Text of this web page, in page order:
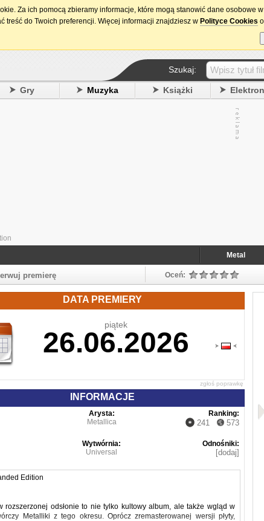
15. urodziny DataPremiery.pl
Szukaj:
Gry Muzyka Książki
Metal
premierę Oceń:
DATA PREMIERY
piątek
26.06.2026
zgłoś poprawkę
INFORMACJE
Arysta:
Metallica
Ranking:
241 573
Wytwórnia:
Universal
Odnośniki:
[dodaj]
Edition
rozszerzonej odsłonie to nie tylko kultowy album, ale także wgląd w
Metalliki z tego okresu. Oprócz zremasterowanej wersji płyty,
Za ich pomocą zbieramy informacje, które mogą stanowić dane osobowe
treść do Twoich preferencji. Więcej informacji znajdziesz w Polityce Cookies